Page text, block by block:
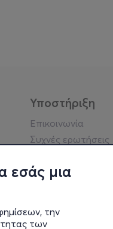
εσάς μια
την
των
Υποστήριξη
Επικοινωνία
Συχνές ερωτήσεις
Υπηρεσίες
Σύνδεση reseller